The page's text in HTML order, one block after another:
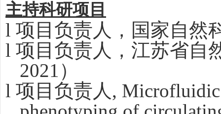
主持科研项目
l 项目负责人，国家自然
l 项目负责人，江苏省自
2021）
l 项目负责人 ,